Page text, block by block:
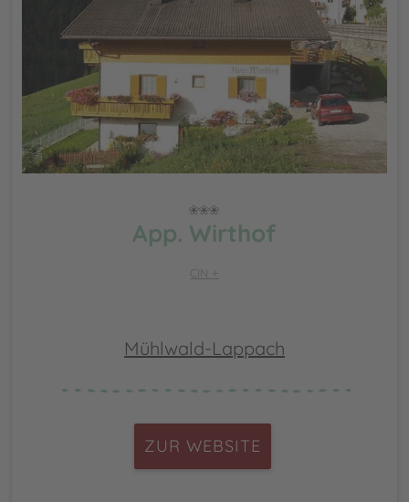
App. Wirthof
CIN +
Mühlwald-Lappach
ZUR WEBSITE